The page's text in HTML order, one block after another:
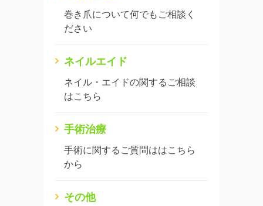
巻き爪について何でもご相談く
ださい
ネイルエイド
ネイル・エイドの関するご相談
はこちら
手術治療
手術に関するご質問ははこちら
から
その他